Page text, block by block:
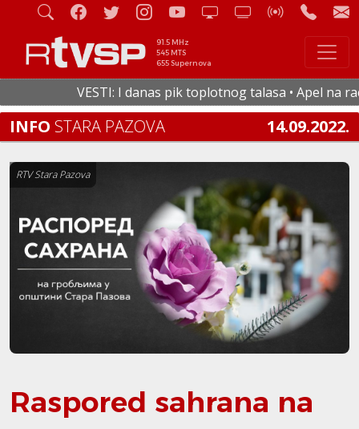
91.5 MHz
545 MTS
655 Supernova
VESTI: I danas pik toplotnog talasa • Apel na
INFO STARA PAZOVA 14.09.2022.
RTV Stara Pazova
Raspored sahrana na